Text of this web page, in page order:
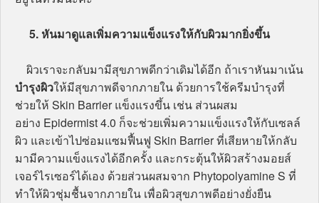
5. หันมาดูแลเพิ่มความแข็งแรงให้กับผิวมากยิ่งขึ้น
ผิวเราจะกลับมามีสุขภาพดีกว่าเดิมได้อีก ถ้าเราหันมาเน้น
บำรุงผิวให้มีสุขภาพดีจากภายใน ด้วยการใช้ครีมบำรุงที่
ช่วยให้ Skin Barrier แข็งแรงขึ้น เช่น ส่วนผสม
อย่าง Epidermist 4.0 ก็จะช่วยเพิ่มความแข็งแรงให้กับเซลล์
ผิว และเข้าไปซ่อมแซมฟื้นฟู Skin Barrier ที่เสียหายให้กลับ
มามีความแข็งแรงได้อีกครั้ง และกระตุ้นให้ผิวสร้างมอยส์
เจอร์ไรเซอร์ได้เอง ด้วยส่วนผสมจาก Phytopolyamine S ที่
ทำให้ผิวชุ่มชื้นจากภายใน เพื่อผิวสุขภาพดีอย่างยั่งยืน